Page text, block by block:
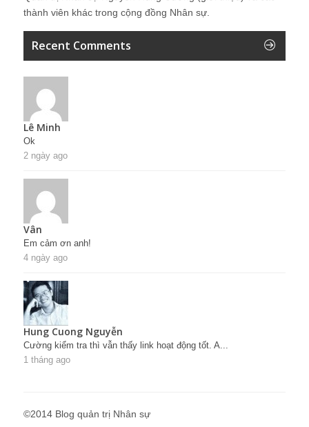
thành viên khác trong cộng đồng Nhân sự.
Recent Comments
Lê Minh
Ok
2 ngày ago
Vân
Em cảm ơn anh!
4 ngày ago
Hung Cuong Nguyễn
Cường kiểm tra thì vẫn thấy link hoạt động tốt. A...
1 tháng ago
©2014 Blog quản trị Nhân sự